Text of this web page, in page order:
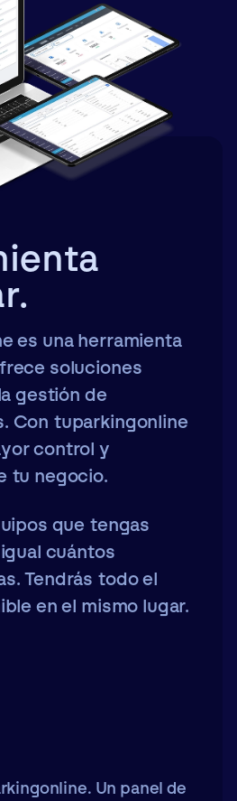
es una herramienta
soluciones
gestión de
Con tuparkingonline
control y
tu negocio.
que tengas
cuántos
Tendrás todo el
en el mismo lugar.
Un panel de